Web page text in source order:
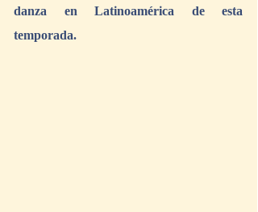
danza en Latinoamérica de esta
temporada.